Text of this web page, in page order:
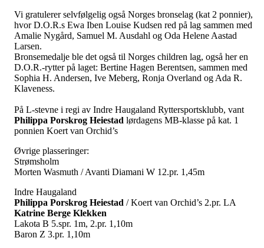
Vi gratulerer selvfølgelig også Norges bronselag (kat 2 ponnier),
hvor D.O.R.s Ewa Iben Louise Kudsen red på lag sammen med
Amalie Nygård, Samuel M. Ausdahl og Oda Helene Aastad
Larsen.
Bronsemedalje ble det også til Norges children lag, også her en
D.O.R.-rytter på laget: Bertine Hagen Berentsen, sammen med
Sophia H. Andersen, Ive Meberg, Ronja Overland og Ada R.
Klaveness.
På L-stevne i regi av Indre Haugaland Ryttersportsklubb, vant
Philippa Porskrog Heiestad lørdagens MB-klasse på kat. 1
ponnien Koert van Orchid’s
Øvrige plasseringer:
Strømsholm
Morten Wasmuth / Avanti Diamani W 12.pr. 1,45m
Indre Haugaland
Philippa Porskrog Heiestad / Koert van Orchid’s 2.pr. LA
Katrine Berge Klekken
Lakota B 5.spr. 1m, 2.pr. 1,10m
Baron Z 3.pr. 1,10m